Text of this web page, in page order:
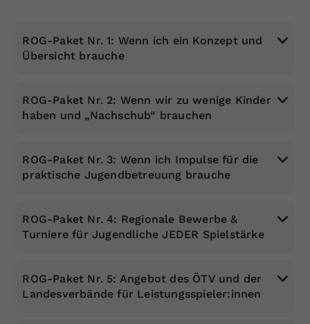
ROG-Paket Nr. 1: Wenn ich ein Konzept und
Übersicht brauche
ROG-Paket Nr. 2: Wenn wir zu wenige Kinder
haben und „Nachschub“ brauchen
ROG-Paket Nr. 3: Wenn ich Impulse für die
praktische Jugendbetreuung brauche
ROG-Paket Nr. 4: Regionale Bewerbe &
Turniere für Jugendliche JEDER Spielstärke
ROG-Paket Nr. 5: Angebot des ÖTV und der
Landesverbände für Leistungsspieler:innen